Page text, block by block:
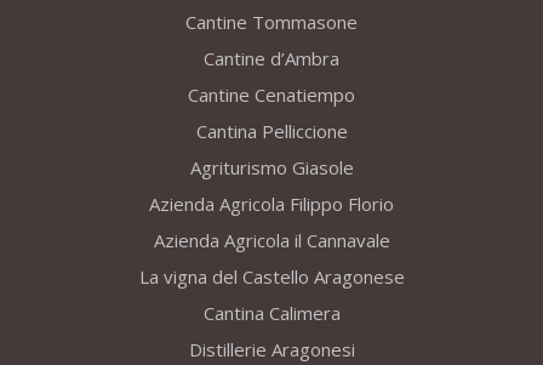
Cantine Tommasone
Cantine d’Ambra
Cantine Cenatiempo
Cantina Pelliccione
Agriturismo Giasole
Azienda Agricola Filippo Florio
Azienda Agricola il Cannavale
La vigna del Castello Aragonese
Cantina Calimera
Distillerie Aragonesi